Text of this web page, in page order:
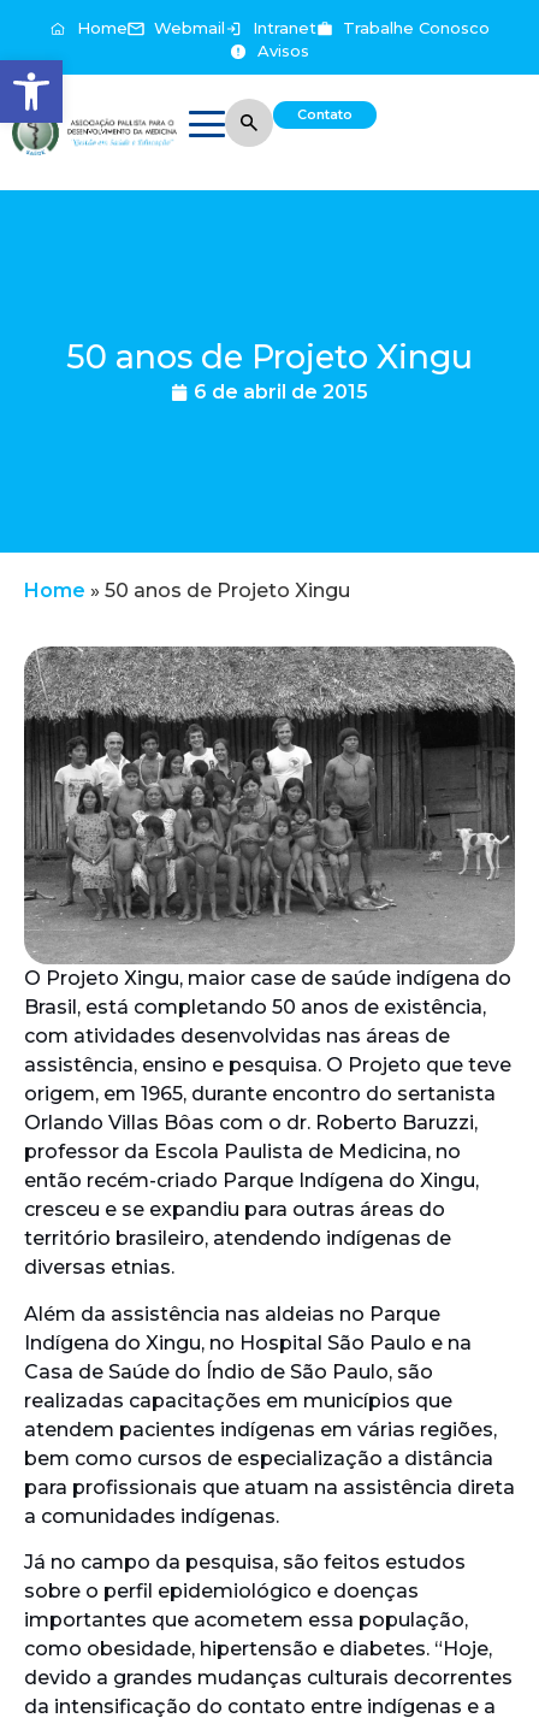
Abrir a barra de ferramentas
Home Webmail Intranet
Trabalhe Conosco
Avisos
Contato
50 anos de Projeto Xingu
6 de abril de 2015
Home » 50 anos de Projeto Xingu
O Projeto Xingu, maior case de saúde indígena do
Brasil, está completando 50 anos de existência,
com atividades desenvolvidas nas áreas de
assistência, ensino e pesquisa. O Projeto que teve
origem, em 1965, durante encontro do sertanista
Orlando Villas Bôas com o dr. Roberto Baruzzi,
professor da Escola Paulista de Medicina, no
então recém-criado Parque Indígena do Xingu,
cresceu e se expandiu para outras áreas do
território brasileiro, atendendo indígenas de
diversas etnias.
Além da assistência nas aldeias no Parque
Indígena do Xingu, no Hospital São Paulo e na
Casa de Saúde do Índio de São Paulo, são
realizadas capacitações em municípios que
atendem pacientes indígenas em várias regiões,
bem como cursos de especialização a distância
para profissionais que atuam na assistência direta
a comunidades indígenas.
Já no campo da pesquisa, são feitos estudos
sobre o perfil epidemiológico e doenças
importantes que acometem essa população,
como obesidade, hipertensão e diabetes. “Hoje,
devido a grandes mudanças culturais decorrentes
da intensificação do contato entre indígenas e a